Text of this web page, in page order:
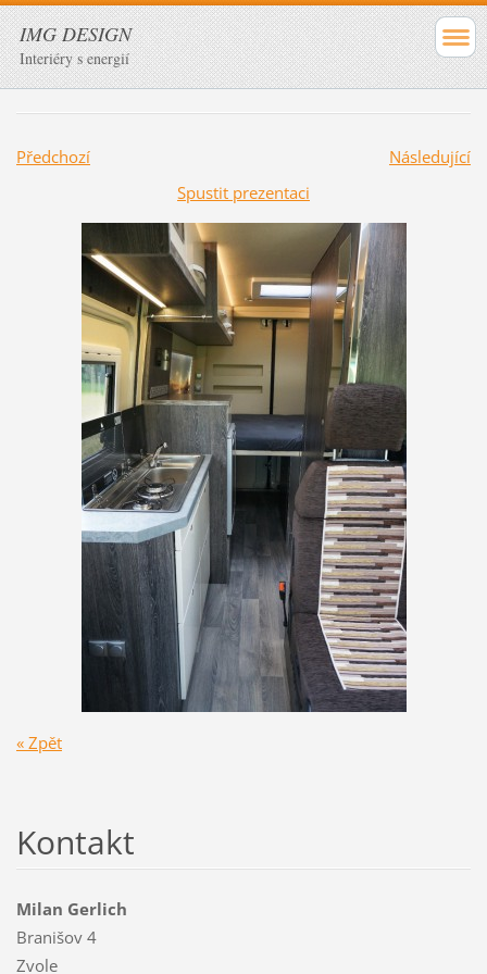
IMG DESIGN
Interiéry s energií
Předchozí
Následující
Spustit prezentaci
« Zpět
Kontakt
Milan Gerlich
Branišov 4
Zvole